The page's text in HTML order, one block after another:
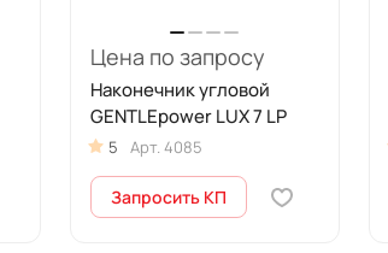
Цена по запросу
Наконечник угловой
GENTLEpower LUX 7 LP
5 Арт. 4085
Запросить КП